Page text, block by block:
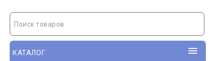
Поиск товаров
КАТАЛОГ